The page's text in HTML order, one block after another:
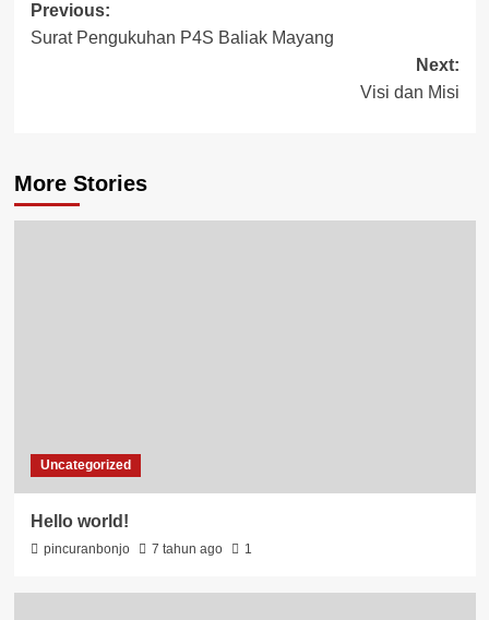
Previous:
Surat Pengukuhan P4S Baliak Mayang
Next:
Visi dan Misi
More Stories
Uncategorized
Hello world!
pincuranbonjo 7 tahun ago 1